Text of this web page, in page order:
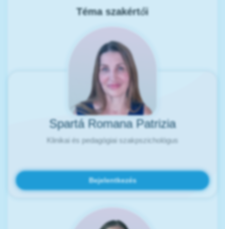
Téma szakértői
Spartá Romana Patrizia
Klinikai és pedagógiai szakpszichológus
Bejelentkezés